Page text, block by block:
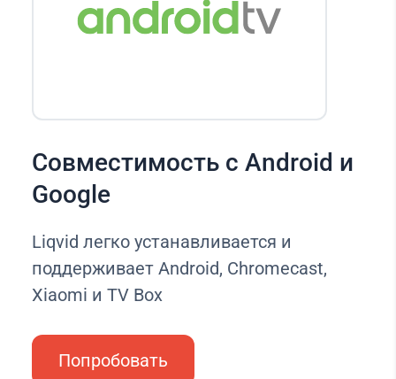
Совместимость с Android и
Google
Liqvid легко устанавливается и
поддерживает Android, Chromecast,
Xiaomi и TV Box
Попробовать